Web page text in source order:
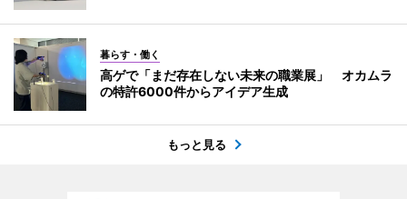
暮らす・働く
高ゲで「まだ存在しない未来の職業展」 オカムラ
の特許6000件からアイデア生成
もっと見る